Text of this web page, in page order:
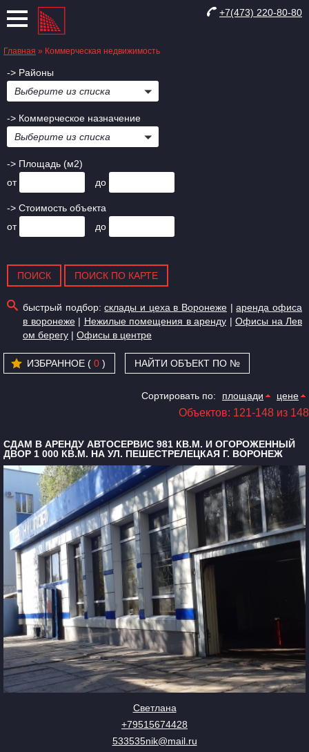
+7(473) 220-80-80
Главная » Коммерческая недвижимость
-> Районы
Выберите из списка
-> Коммерческое назначение
Выберите из списка
-> Площадь (м2)
от
до
-> Стоимость объекта
от
до
быстрый подбор:склады и цеха в Воронеже |аренда офиса
в воронеже| Нежилые помещения в аренду | Офисы на Лев
ом берегу | Офисы в центре
ИЗБРАННОЕ ( 0 ) НАЙТИ ОБЪЕКТ ПО №
Сортировать по: площади цене
Объектов: 121-148 из 148
СДАМ В АРЕНДУ АВТОСЕРВИС 981 КВ.М. И ОГОРОЖЕННЫЙ
ДВОР 1 000 КВ.М. НА УЛ. ПЕШЕСТРЕЛЕЦКАЯ Г. ВОРОНЕЖ
Светлана
+79515674428
533535nik@mail.ru